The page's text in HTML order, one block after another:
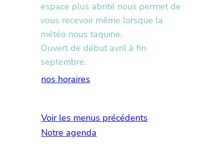
espace plus abrité nous permet de
vous recevoir même lorsque la
météo nous taquine.
Ouvert de début avril à fin
septembre.
nos horaires
Voir les menus précédents
Notre agenda